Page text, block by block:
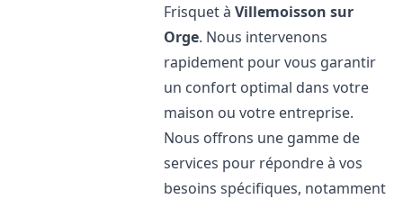
Frisquet àVillemoisson sur
Orge. Nous intervenons
rapidement pour vous garantir
un confort optimal dans votre
maison ou votre entreprise.
Nous offrons une gamme de
services pour répondre à vos
besoins spécifiques, notamment